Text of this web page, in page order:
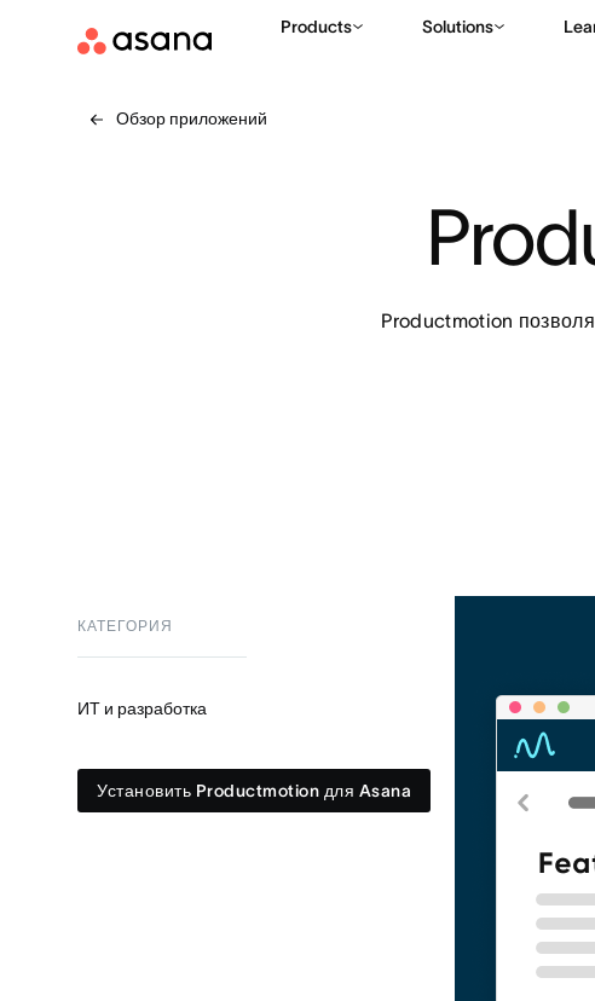
Products Solutions
Обзор приложений
Productmotion
КАТЕГОРИЯ
ИТ и разработка
Установить Productmotion для Asana